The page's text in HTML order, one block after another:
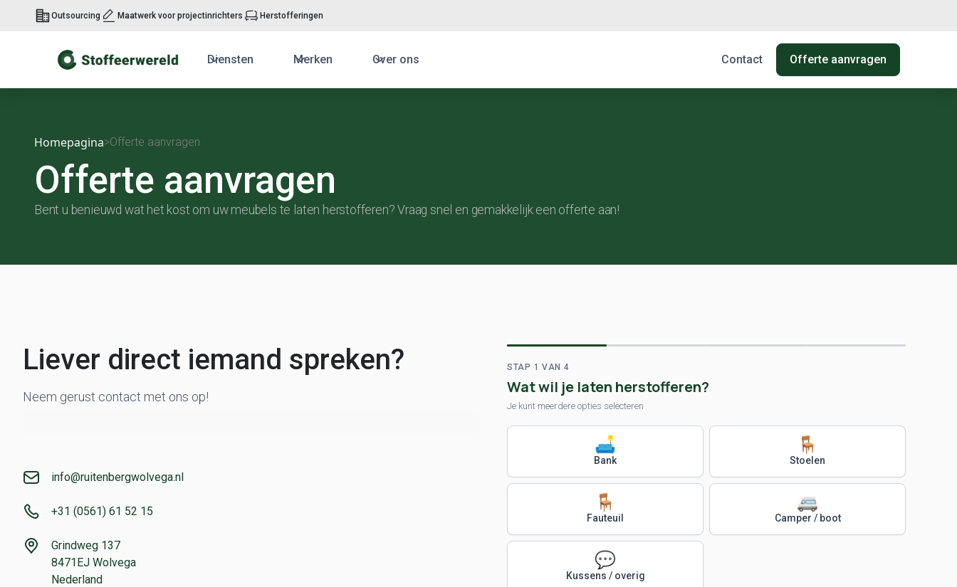
Outsourcing Maatwerk voor projectinrichters Herstofferingen
Diensten Merken Over ons Contact Offerte aanvragen
Homepagina>Offerte aanvragen
Offerte aanvragen
Bent u benieuwd wat het kost om uw meubels te laten herstofferen? Vraag snel en gemakkelijk een offerte aan!
Liever direct iemand spreken?
Neem gerust contact met ons op!
info@ruitenbergwolvega.nl
+31 (0561) 61 52 15
Grindweg 137
8471EJ Wolvega
Nederland
STAP 1 VAN 4
Wat wil je laten herstofferen?
Je kunt meerdere opties selecteren
🛋️
Bank
🪑
Stoelen
🪑
Fauteuil
🚐
Camper / boot
💬
Kussens / overig